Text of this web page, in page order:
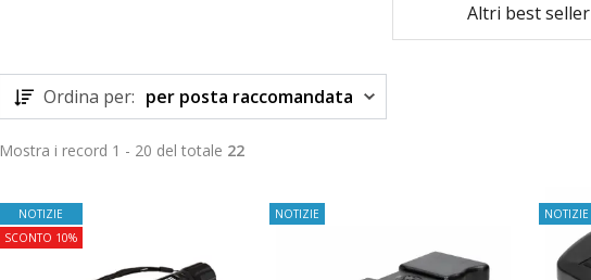
Altri best seller
Ordina per: per posta raccomandata
Mostra i record 1 - 20 del totale 22
NOTIZIE
SCONTO 10%
NOTIZIE NOTIZIE